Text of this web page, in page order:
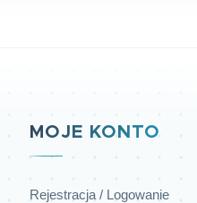
MOJE KONTO
Rejestracja / Logowanie